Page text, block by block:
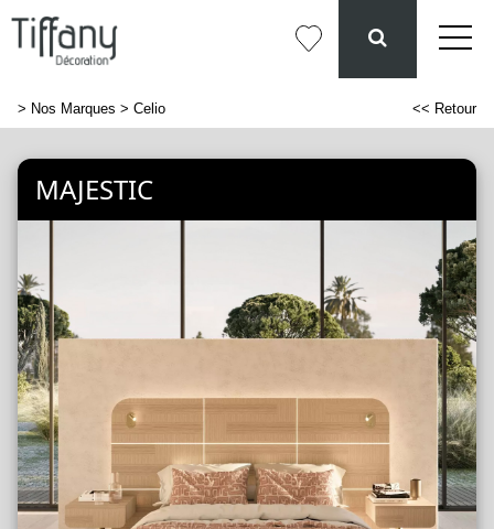
> Nos Marques > Celio << Retour
MAJESTIC